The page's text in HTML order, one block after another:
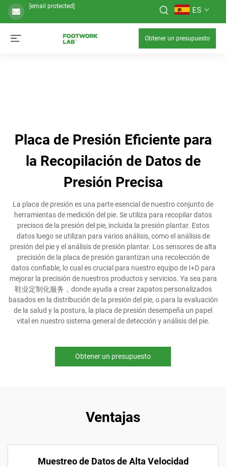
[email protected] ES
Obtener un presupuesto
Placa de Presión Eficiente para
la Recopilación de Datos de
Presión Precisa
La placa de presión es una parte esencial de nuestro conjunto de
herramientas de medición del pie. Se utiliza para recopilar datos
precisos de la presión del pie, incluida la presión plantar. Estos
datos luego se utilizan para varios análisis, como el análisis de
presión del pie y el análisis de presión plantar. Los sensores de alta
precisión de la placa de presión garantizan una recolección de
datos confiable, lo cual es crucial para nuestro equipo de I+D para
mejorar la precisión de nuestros productos y servicios. Ya sea para
鞋业定制化服务，donde ayuda a crear zapatos personalizados
basados en la distribución de la presión del pie, o para la evaluación
de la salud y la postura, la placa de presión desempeña un papel
vital en nuestro sistema general de detección y análisis del pie.
Obtener un presupuesto
Ventajas
Muestreo de Datos de Alta Velocidad